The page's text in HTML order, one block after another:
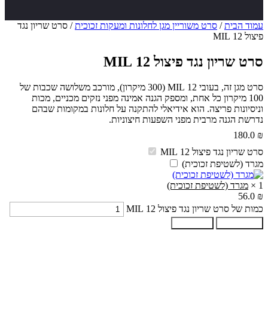
עמוד הבית/ סרט משוריין מגן לחלונות ומעקות זכוכית/ סרט שריון נגד
פיצול 12 MIL
סרט שריון נגד פיצול 12 MIL
סרט מגן זה, בעובי 12 MIL (300 מיקרון), מורכב משלושה שכבות של
100 מיקרון כל אחת, ומספק הגנה אמינה מפני נזקים מכניים, מכות
וניסיונות פריצה. הוא אידיאלי להתקנה על חלונות במקומות שבהם
נדרשת הגנה מרבית מפני השפעות חיצוניות.
180.0 ₪
סרט שריון נגד פיצול 12 MIL
מגרד (לשטיפת זכוכית)
1
× מגרד (לשטיפת זכוכית)
56.0 ₪
כמות של סרט שריון נגד פיצול 12 MIL